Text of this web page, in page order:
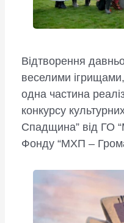
Відтворення
веселими
одна частина
конкурсу
Спадщина” від ГО
Фонду “МХП –